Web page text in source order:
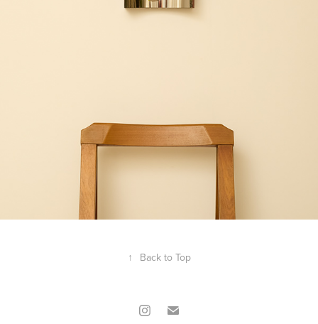
↑ Back to Top